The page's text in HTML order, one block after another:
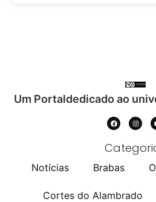
Um Portaldedicado ao
Notícias Brabas
Cortes do Alambrado